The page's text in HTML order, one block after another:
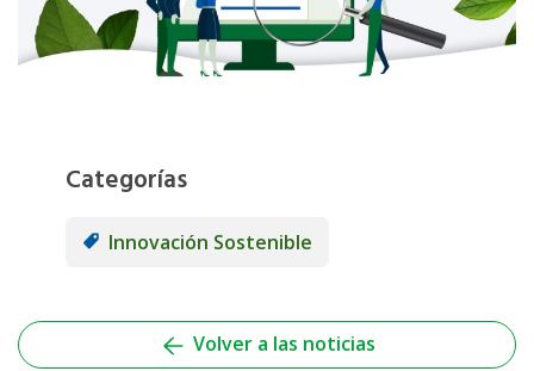
Categorías
Innovación Sostenible
Volver a las noticias